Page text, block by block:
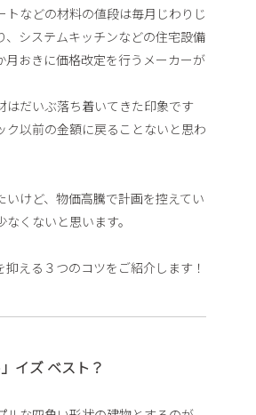
トなどの材料の値段は毎月じわりじ
、システムキッチンなどの住宅設備
月おきに価格改定を行うメーカーが
はだいぶ落ち着いてきた印象です
ク以前の金額に戻ることないと思わ
いけど、物価高騰で計画を控えてい
くないと思います。
抑える３つのコツをご紹介します！
イズ ベスト？